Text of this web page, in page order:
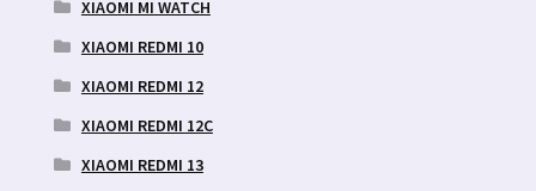
XIAOMI MI WATCH
XIAOMI REDMI 10
XIAOMI REDMI 12
XIAOMI REDMI 12C
XIAOMI REDMI 13